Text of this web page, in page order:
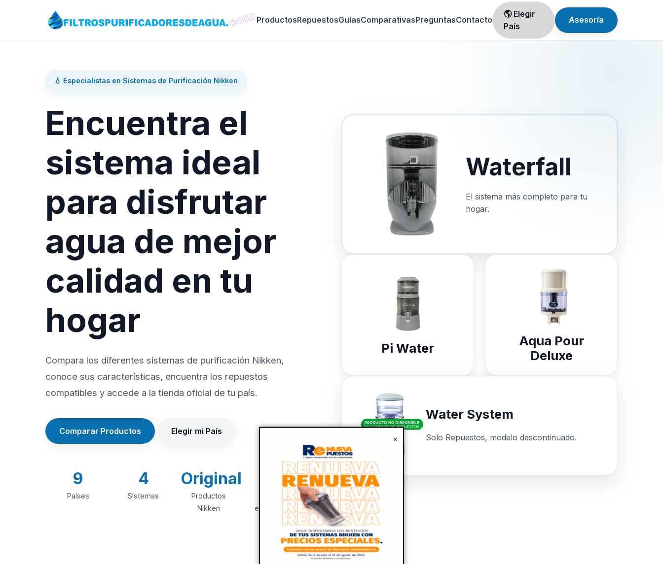
×
ProductosRepuestosGuíasComparativasPreguntasContacto
🌎 Elegir
País
Asesoría
💧 Especialistas en Sistemas de Purificación Nikken
Encuentra el
sistema ideal
para disfrutar
agua de mejor
calidad en tu
hogar
Compara los diferentes sistemas de purificación Nikken,
conoce sus características, encuentra los repuestos
compatibles y accede a la tienda oficial de tu país.
Comparar Productos Elegir mi País
9
Países
4
Sistemas
Original
Productos
Nikken
+20
Años de
experiencia
Waterfall
El sistema más completo para tu
hogar.
Pi Water
Aqua Pour
Deluxe
Water System
Solo Repuestos, modelo descontinuado.